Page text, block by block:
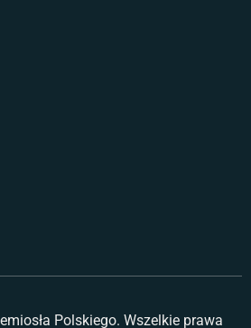
Polskiego. Wszelkie prawa